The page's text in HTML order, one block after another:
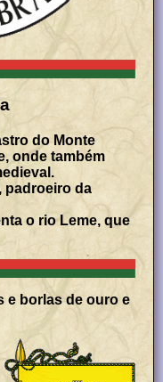
do Monte
onde também
padroeiro da
o rio Leme, que
e borlas de ouro e